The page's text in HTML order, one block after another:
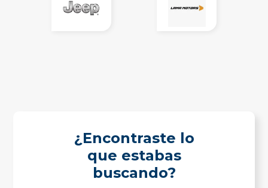
¿Encontraste lo
que estabas
buscando?